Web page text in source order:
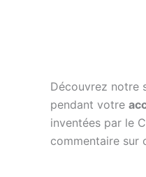
Découvrez notre
pendant votre
inventées par le
commentaire sur